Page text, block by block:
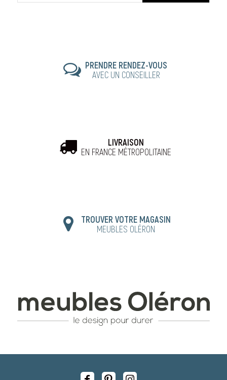
PRENDRE RENDEZ-VOUS
AVEC UN CONSEILLER
LIVRAISON
EN FRANCE MÉTROPOLITAINE
TROUVER VOTRE MAGASIN
MEUBLES OLÉRON